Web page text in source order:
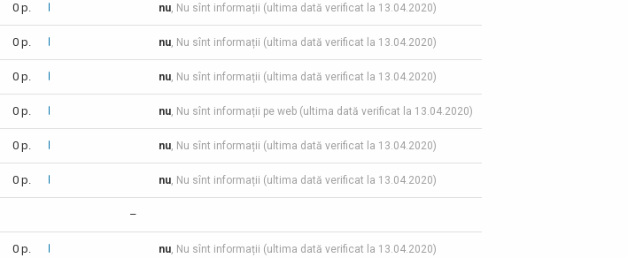
0 p. nu, Nu sînt informații (ultima dată verificat la 13.04.2020)
0 p. nu, Nu sînt informații (ultima dată verificat la 13.04.2020)
0 p. nu, Nu sînt informații (ultima dată verificat la 13.04.2020)
0 p. nu, Nu sînt informații pe web (ultima dată verificat la 13.04.2020)
0 p. nu, Nu sînt informații (ultima dată verificat la 13.04.2020)
0 p. nu, Nu sînt informații (ultima dată verificat la 13.04.2020)
–
0 p. nu, Nu sînt informații (ultima dată verificat la 13.04.2020)